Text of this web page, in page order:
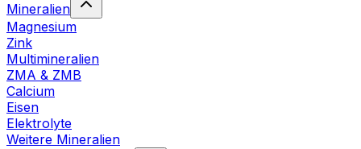
Mineralien
Magnesium
Zink
Multimineralien
ZMA & ZMB
Calcium
Eisen
Elektrolyte
Weitere Mineralien